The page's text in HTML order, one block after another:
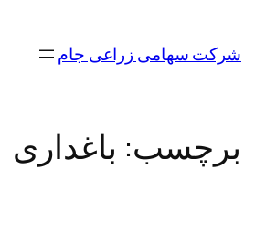
محتواشرکت سهامی زراعی جام
برچسب: باغداری